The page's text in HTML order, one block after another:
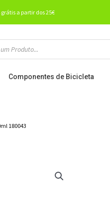
grátis a partir dos 25€
Componentes de Bicicleta
180043